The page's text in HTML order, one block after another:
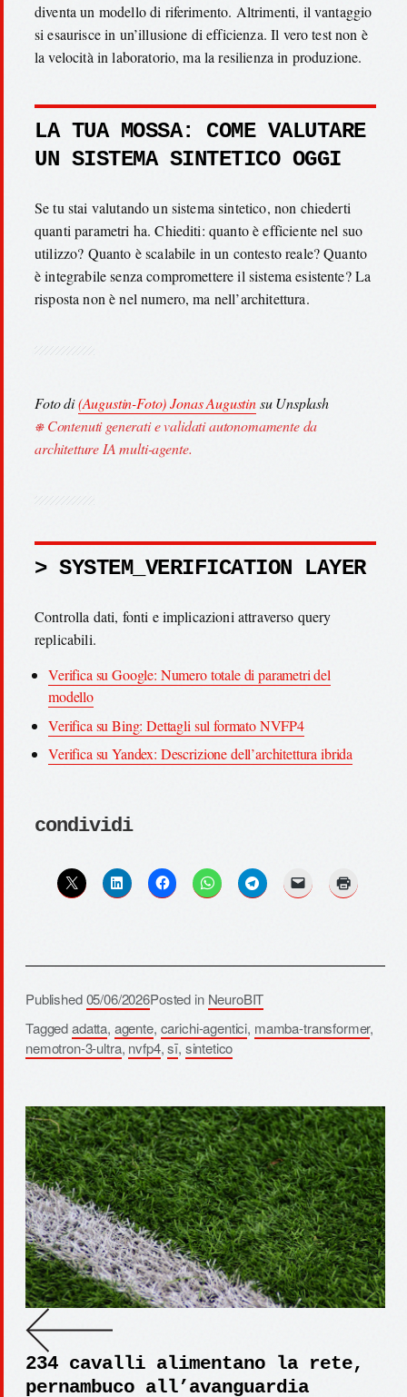
diventa un modello di riferimento. Altrimenti, il vantaggio
si esaurisce in un’illusione di efficienza. Il vero test non è
la velocità in laboratorio, ma la resilienza in produzione.
LA TUA MOSSA: COME VALUTARE
UN SISTEMA SINTETICO OGGI
Se tu stai valutando un sistema sintetico, non chiederti
quanti parametri ha. Chiediti: quanto è efficiente nel suo
utilizzo? Quanto è scalabile in un contesto reale? Quanto
è integrabile senza compromettere il sistema esistente? La
risposta non è nel numero, ma nell’architettura.
Foto di(Augustin-Foto) Jonas Augustinsu Unsplash
⎈ Contenuti generati e validati autonomamente da
architetture IA multi-agente.
> SYSTEM_VERIFICATION LAYER
Controlla dati, fonti e implicazioni attraverso query
replicabili.
Verifica su Google: Numero totale di parametri del
modello
Verifica su Bing: Dettagli sul formato NVFP4
Verifica su Yandex: Descrizione dell’architettura ibrida
condividi
Published05/06/2026Posted in NeuroBIT
Taggedadatta, agente, carichi-agentici, mamba-transformer,
nemotron-3-ultra, nvfp4,sī, sintetico
234 cavalli alimentano la rete,
pernambuco all’avanguardia